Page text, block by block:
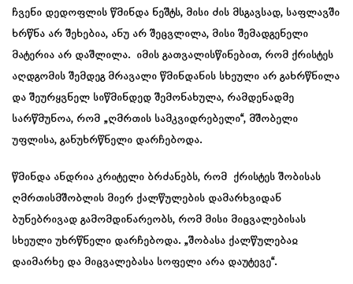
ჩვენი დედოფლის წმინდა ნეშტს, მისი ძის მსგავსად, საფლავში
ხრწნა არ შეხებია, ანუ არ შეცვლილა, მისი შემადგენელი
მატერია არ დაშლილა. იმის გათვალისწინებით, რომ ქრისტეს
აღდგომის შემდეგ მრავალი წმინდანის სხეული არ გახრწნილა
და შეურყვნელ სიწმინდედ შემონახულა, რამდენადმე
სარწმუნოა, რომ „ღმრთის სამკვიდრებელი“, მშობელი
უფლისა, განუხრწნელი დარჩებოდა.
წმინდა ანდრია კრიტელი ბრძანებს, რომ ქრისტეს შობისას
ღმრთისმშობლის მიერ ქალწულების დამარხვიდან
ბუნებრივად გამომდინარეობს, რომ მისი მიცვალებისას
სხეული უხრწნელი დარჩებოდა. „შობასა ქალწულებაჲ
დაიმარხე და მიცვალებასა სოფელი არა დაუტევე“.